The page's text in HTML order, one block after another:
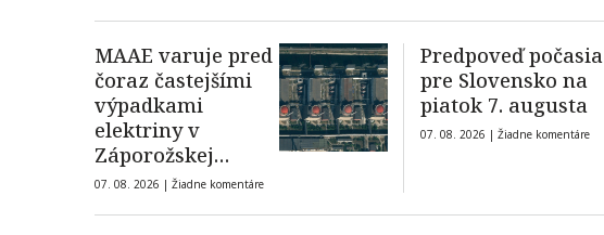
MAAE varuje pred
čoraz častejšími
výpadkami
elektriny v
Záporožskej
jadrovej
07. 08. 2026 | Žiadne komentáre
Predpoveď počasia
pre Slovensko na
piatok 7. augusta
07. 08. 2026 | Žiadne komentáre